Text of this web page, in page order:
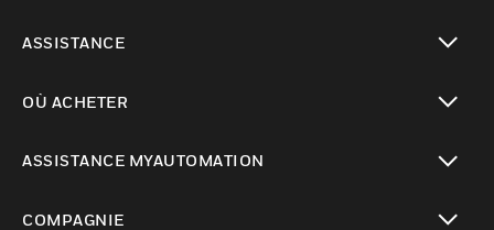
ASSISTANCE
OÙ ACHETER
ASSISTANCE MYAUTOMATION
COMPAGNIE